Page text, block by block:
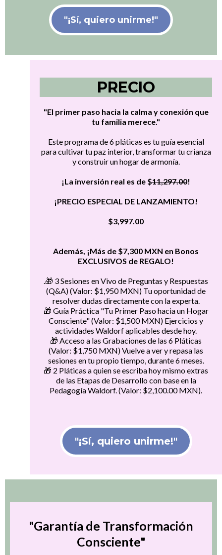
"¡Sí, quiero unirme!"
PRECIO
"El primer paso hacia la calma y conexión que
tu familia merece."
Este programa de 6 pláticas es tu guía esencial
para cultivar tu paz interior, transformar tu crianza
y construir un hogar de armonía.
¡La inversión real es de $11,297.00!
¡PRECIO ESPECIAL DE LANZAMIENTO!
$3,997.00
Además, ¡Más de $7,300 MXN en Bonos
EXCLUSIVOS de REGALO!
.🎁 3 Sesiones en Vivo de Preguntas y Respuestas
(Q&A) (Valor: $1,950 MXN) Tu oportunidad de
resolver dudas directamente con la experta.
🎁 Guía Práctica "Tu Primer Paso hacia un Hogar
Consciente" (Valor: $1,500 MXN) Ejercicios y
actividades Waldorf aplicables desde hoy.
🎁 Acceso a las Grabaciones de las 6 Pláticas
(Valor: $1,750 MXN) Vuelve a ver y repasa las
sesiones en tu propio tiempo, durante 6 meses.
🎁 2 Pláticas a quien se escriba hoy mismo extras
de las Etapas de Desarrollo con base en la
Pedagogía Waldorf. (Valor: $2,100.00 MXN).
"¡Sí, quiero unirme!"
"Garantía de Transformación
Consciente"